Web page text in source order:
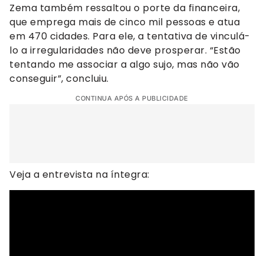
Zema também ressaltou o porte da financeira,
que emprega mais de cinco mil pessoas e atua
em 470 cidades. Para ele, a tentativa de vinculá-
lo a irregularidades não deve prosperar. “Estão
tentando me associar a algo sujo, mas não vão
conseguir”, concluiu.
CONTINUA APÓS A PUBLICIDADE
Veja a entrevista na íntegra: